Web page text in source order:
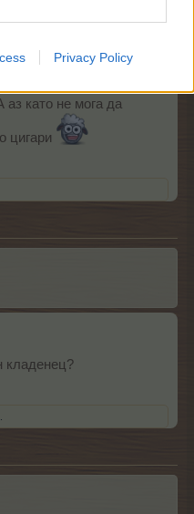
Privacy Policy
пушенето и
аз като не мога да
цигари
кладенец?